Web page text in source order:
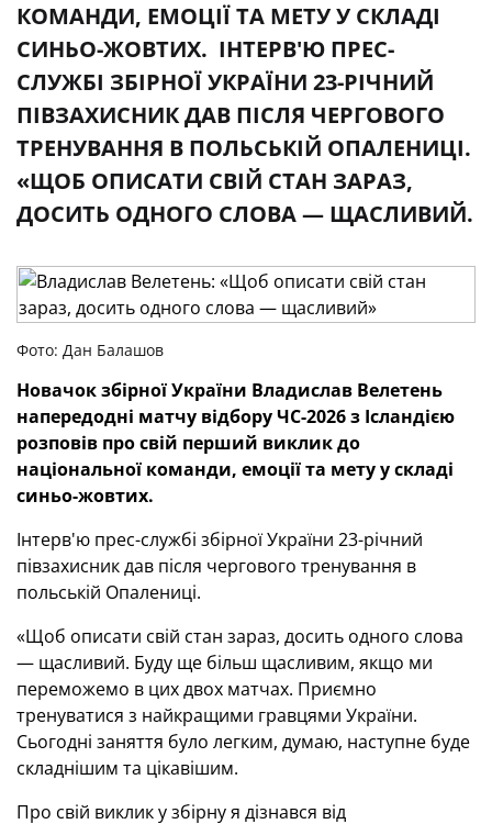
КОМАНДИ, ЕМОЦІЇ ТА МЕТУ У СКЛАДІ
СИНЬО-ЖОВТИХ. ІНТЕРВ'Ю ПРЕС-
СЛУЖБІ ЗБІРНОЇ УКРАЇНИ 23-РІЧНИЙ
ПІВЗАХИСНИК ДАВ ПІСЛЯ ЧЕРГОВОГО
ТРЕНУВАННЯ В ПОЛЬСЬКІЙ ОПАЛЕНИЦІ.
«ЩОБ ОПИСАТИ СВІЙ СТАН ЗАРАЗ,
ДОСИТЬ ОДНОГО СЛОВА — ЩАСЛИВИЙ.
Фото: Дан Балашов
Новачок збірної України Владислав Велетень
напередодні матчу відбору ЧС-2026 з Ісландією
розповів про свій перший виклик до
національної команди, емоції та мету у складі
синьо-жовтих.
Інтерв'ю прес-службі збірної України 23-річний
півзахисник дав після чергового тренування в
польській Опалениці.
«Щоб описати свій стан зараз, досить одного слова
— щасливий. Буду ще більш щасливим, якщо ми
переможемо в цих двох матчах. Приємно
тренуватися з найкращими гравцями України.
Сьогодні заняття було легким, думаю, наступне буде
складнішим та цікавішим.
Про свій виклик у збірну я дізнався від